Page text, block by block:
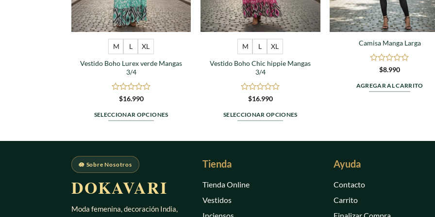
M L XL
Vestido Boho Lurex verde Mangas
3/4
Valorado
0
de
$16.990
SELECCIONAR OPCIONES
múltiples
variantes.
Las
opciones
M L XL
Vestido Boho Chic hippie Mangas
3/4
Valorado
0
de
$16.990
SELECCIONAR OPCIONES
Camisa Manga Larga
Valorado
0
de
$8.990
AGREGAR AL CARRITO
🪷 Sobre Nosotros
DOKAVARI
Moda femenina, decoración India,
Tienda
Tienda Online
Vestidos
Ayuda
Contacto
Carrito